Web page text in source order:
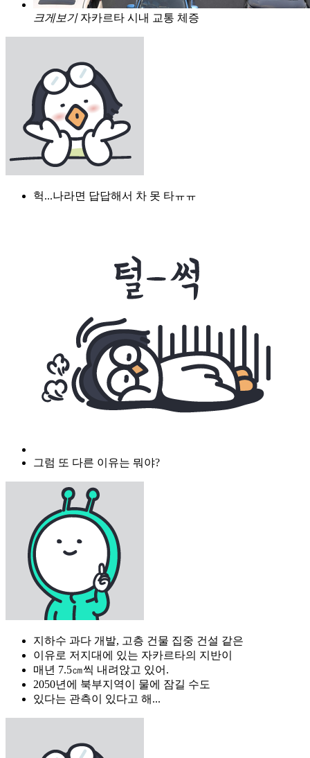
크게보기 자카르타 시내 교통 체증
헉...나라면 답답해서 차 못 타ㅠㅠ
그럼 또 다른 이유는 뭐야?
지하수 과다 개발, 고층 건물 집중 건설 같은
이유로 저지대에 있는 자카르타의 지반이
매년 7.5㎝씩 내려앉고 있어.
2050년에 북부지역이 물에 잠길 수도
있다는 관측이 있다고 해...